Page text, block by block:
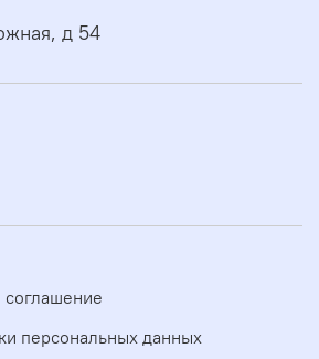
соглашение
персональных данных
д 54